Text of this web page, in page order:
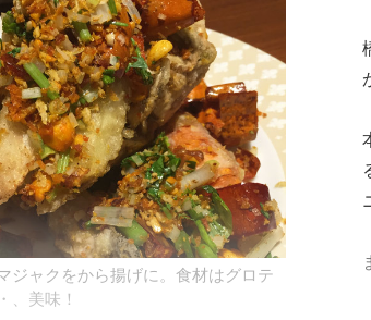
ジャクをから揚げに。食材はグロテ
、美味！